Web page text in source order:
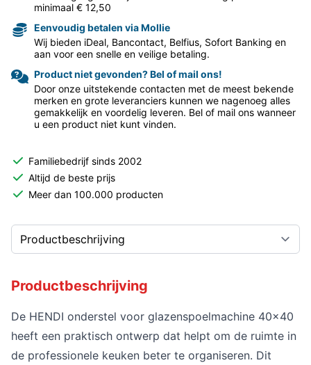
minimaal € 12,50
Eenvoudig betalen via Mollie
Wij bieden iDeal, Bancontact, Belfius, Sofort Banking en
aan voor een snelle en veilige betaling.
Product niet gevonden? Bel of mail ons!
Door onze uitstekende contacten met de meest bekende
merken en grote leveranciers kunnen we nagenoeg alles
gemakkelijk en voordelig leveren. Bel of mail ons wanneer
u een product niet kunt vinden.
Familiebedrijf sinds 2002
Altijd de beste prijs
Meer dan 100.000 producten
Productbeschrijving
De HENDI onderstel voor glazenspoelmachine 40x40
heeft een praktisch ontwerp dat helpt om de ruimte in
de professionele keuken beter te organiseren. Dit